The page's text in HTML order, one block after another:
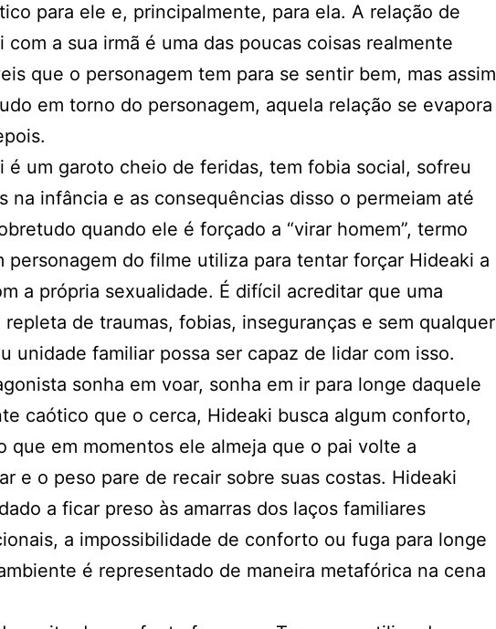
para ele e, principalmente, para ela. A relação de
com a sua irmã é uma das poucas coisas realmente
que o personagem tem para se sentir bem, mas assim
em torno do personagem, aquela relação se evapora
é um garoto cheio de feridas, tem fobia social, sofreu
na infância e as consequências disso o permeiam até
quando ele é forçado a “virar homem”, termo
personagem do filme utiliza para tentar forçar Hideaki a
a própria sexualidade. É difícil acreditar que uma
repleta de traumas, fobias, inseguranças e sem qualquer
unidade familiar possa ser capaz de lidar com isso.
sonha em voar, sonha em ir para longe daquele
caótico que o cerca, Hideaki busca algum conforto,
que em momentos ele almeja que o pai volte a
e o peso pare de recair sobre suas costas. Hideaki
a ficar preso às amarras dos laços familiares
a impossibilidade de conforto ou fuga para longe
é representado de maneira metafórica na cena